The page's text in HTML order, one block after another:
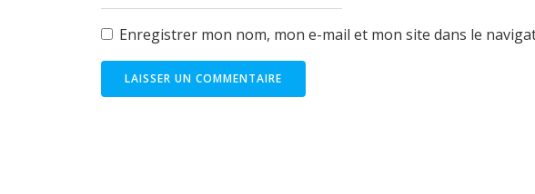
Enregistrer mon nom, mon e-mail et mon site dans le